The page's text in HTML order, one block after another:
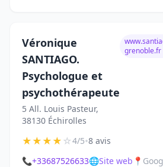
Véronique
SANTIAGO.
Psychologue et
psychothérapeute
5 All. Louis Pasteur,
38130 Échirolles
grenoble.fr
★★★★☆4/5•8 avis
📞+33687526633🌐Site web 📍